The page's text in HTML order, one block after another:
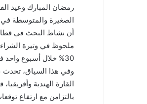
رمضان المبارك وعيد
الصغيرة والمتوسطة في
ملحوظ في وتيرة
30% خلال أسبوع واحد فقط.
وفي هذا السياق، تحدث
القارة الهندية
بالتزامن مع ارتفاع